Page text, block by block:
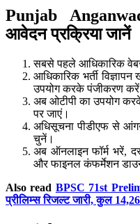
Punjab
आवेदन प्रक्रिया जानें
सबसे पहले आधिकारिक
आधिकारिक भर्ती
उपयोग करके पंजीकरण
अब ओटीपी का उपयोग
पर जाएं।
अधिसूचना पीडीएफ से
चुनें।
अब ऑनलाइन फॉर्म भरें,
और फाइनल कंफर्मेशन
Also read BPSC 71st
प्रीलिम्स रिजल्ट जारी, कुल